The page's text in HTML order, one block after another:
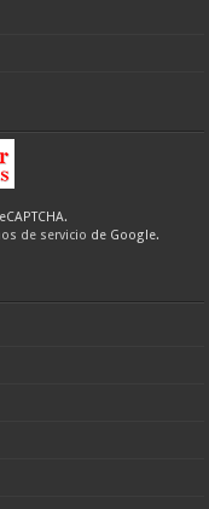
de servicio de Google.